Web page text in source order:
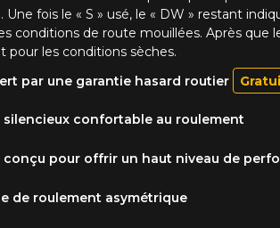
Une fois le « S » usé, le « DW » restant
conditions de route mouillées. Après que
pour les conditions sèches.
silencieux confortable au roulement
conçu pour offrir un haut niveau de
de roulement asymétrique
par une garantie hasard routier